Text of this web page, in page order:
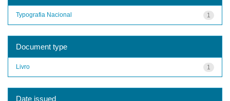
1
Typografia Nacional
Document type
1
Livro
Date issued